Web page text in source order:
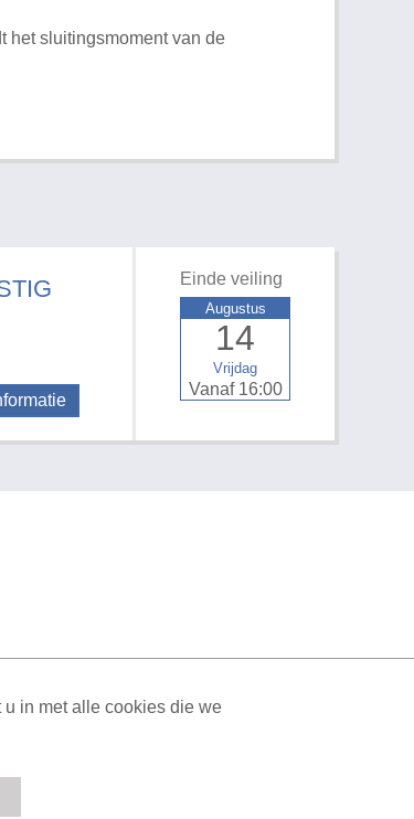
het sluitingsmoment van de
Einde veiling
Vrijdag
14
Augustus
Vanaf 16:00
in met alle cookies die we